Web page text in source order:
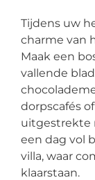
Tijdens uw
charme van
Maak een
vallende
dorpscafés
uitgestrekte
een dag vol
villa, waar
klaarstaan.